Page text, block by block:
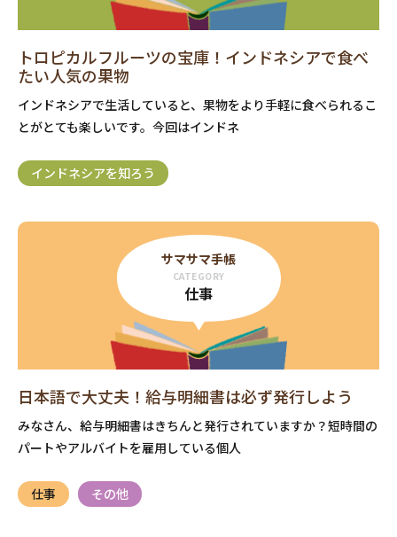
トロピカルフルーツの宝庫！インドネシアで食べ
たい人気の果物
インドネシアで生活していると、果物をより手軽に食べられるこ
とがとても楽しいです。今回はインドネ
インドネシアを知ろう
サマサマ手帳
CATEGORY
仕事
日本語で大丈夫！給与明細書は必ず発行しよう
みなさん、給与明細書はきちんと発行されていますか？短時間の
パートやアルバイトを雇用している個人
仕事 その他